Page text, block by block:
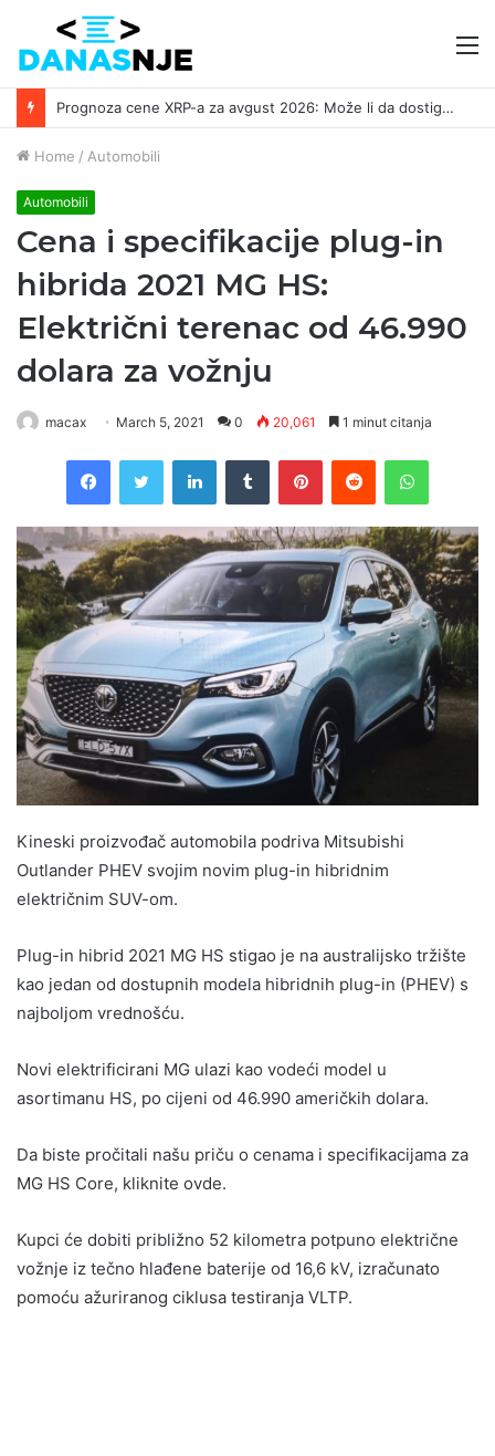
Prognoza cene XRP-a za avgust 2026: Može li da dostigne 1,50 dolara? ￼
Home / Automobili
Automobili
Cena i specifikacije plug-in
hibrida 2021 MG HS:
Električni terenac od 46.990
dolara za vožnju
macax March 5, 2021 0 20,061 1 minut citanja
FacebookTwitter LinkedInTumblr PinterestReddit
Kineski proizvođač automobila podriva Mitsubishi
Outlander PHEV svojim novim plug-in hibridnim
električnim SUV-om.
Plug-in hibrid 2021 MG HS stigao je na australijsko tržište
kao jedan od dostupnih modela hibridnih plug-in (PHEV) s
najboljom vrednošću.
Novi elektrificirani MG ulazi kao vodeći model u
asortimanu HS, po cijeni od 46.990 američkih dolara.
Da biste pročitali našu priču o cenama i specifikacijama za
MG HS Core, kliknite ovde.
Kupci će dobiti približno 52 kilometra potpuno električne
vožnje iz tečno hlađene baterije od 16,6 kV, izračunato
pomoću ažuriranog ciklusa testiranja VLTP.